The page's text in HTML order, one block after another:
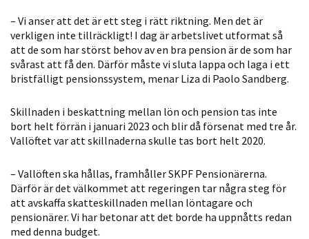
– Vi anser att det är ett steg i rätt riktning. Men det är
verkligen inte tillräckligt! I dag är arbetslivet utformat så
att de som har störst behov av en bra pension är de som har
svårast att få den. Därför måste vi sluta lappa och laga i ett
bristfälligt pensionssystem, menar Liza di Paolo Sandberg.
Skillnaden i beskattning mellan lön och pension tas inte
bort helt förrän i januari 2023 och blir då försenat med tre år.
Vallöftet var att skillnaderna skulle tas bort helt 2020.
– Vallöften ska hållas, framhåller SKPF Pensionärerna.
Därför är det välkommet att regeringen tar några steg för
att avskaffa skatteskillnaden mellan löntagare och
pensionärer. Vi har betonar att det borde ha uppnåtts redan
med denna budget.
bra som
möjligt under
ditt besök.
Om du nekar
de här
kommer viss
funktionalitet
att försvinna
hemsidan.